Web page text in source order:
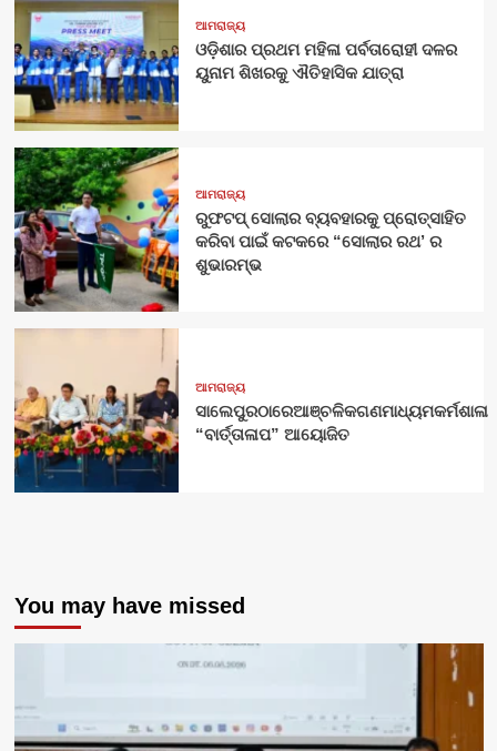
ଆମରାଜ୍ୟ
ଓଡ଼ିଶାର ପ୍ରଥମ ମହିଳା ପର୍ବତାରୋହୀ ଦଳର
ୟୁନାମ ଶିଖରକୁ ଐତିହାସିକ ଯାତ୍ରା
ଆମରାଜ୍ୟ
ରୁଫଟପ୍ ସୋଲାର ବ୍ୟବହାରକୁ ପ୍ରୋତ୍ସାହିତ
କରିବା ପାଇଁ କଟକରେ “ସୋଲାର ରଥ’ ର
ଶୁଭାରମ୍ଭ
ଆମରାଜ୍ୟ
ସାଲେପୁରଠାରେଆଞ୍ଚଳିକଗଣମାଧ୍ୟମକର୍ମଶାଳା
“ବାର୍ତ୍ତାଳାପ” ଆୟୋଜିତ
You may have missed